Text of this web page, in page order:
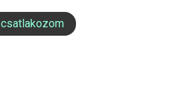
csatlakozom